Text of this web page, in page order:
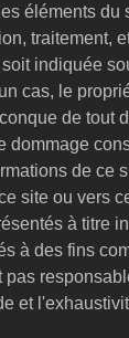
éléments du
traitement,
indiquée
cas, le
de tout
dommage
de ce
site ou vers
à titre
à des fins
pas
et